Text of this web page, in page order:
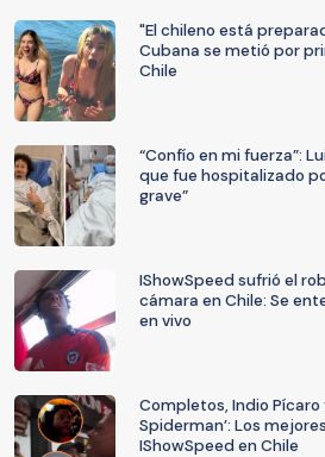
"El chileno está
Cubana se metió por
Chile
“Confío en mi fuerza”:
que fue hospitalizado
grave”
IShowSpeed sufrió el
cámara en Chile: Se
en vivo
Completos, Indio Pícaro
Spiderman’: Los
IShowSpeed en Chile